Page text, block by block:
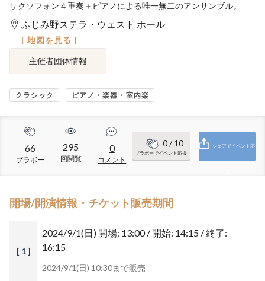
サクソフォン４重奏＋ピアノによる唯一無二のアンサンブル。
ふじみ野ステラ・ウェスト ホール
[ 地図を見る ]
主催者団体情報
クラシック ピアノ・楽器・室内楽
66
ブラボー
295
回閲覧
0
コメント
0/ 10
ブラボーでイベント応援
シェアでイベント応
開場/開演情報・チケット販売期間
[ 1 ]
2024/9/1(日) 開場: 13:00 / 開始: 14:15 / 終了:
16:15
2024/9/1(日) 10:30まで販売